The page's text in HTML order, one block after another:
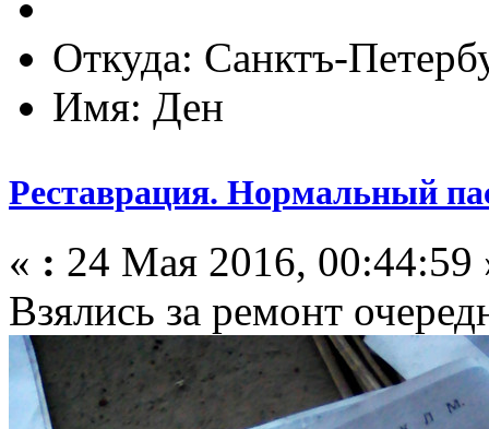
Откуда: Санктъ-
Имя: Ден
Реставрация. Нормальный
« : 24 Мая 2016, 00:44:59
Взялись за ремонт